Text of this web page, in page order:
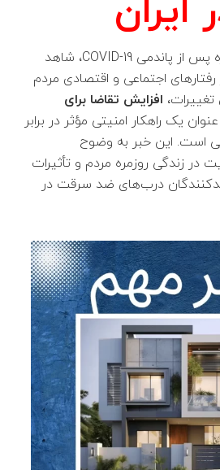
در سال‌های اخیر، به ویژه پس از پاندمی COVID-19، شاهد
اجتماعی و اقتصادی مردم
تغییرات، افزایش تقاضا برای
یک راهکار امنیتی مؤثر در برابر
است. این خبر به وضوح
در زندگی روزمره مردم و تأثیرات
درب‌های ضد سرقت در